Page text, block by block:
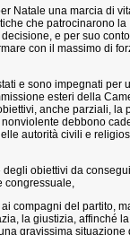
Natale una marcia di
che patrocinarono
e per suo
con il massimo di
e sono impegnati
esteri della
anche parziali,
debbono
autorità civili e
obiettivi da
congressuale,
compagni del partito,
la giustizia, affinché
gravissima